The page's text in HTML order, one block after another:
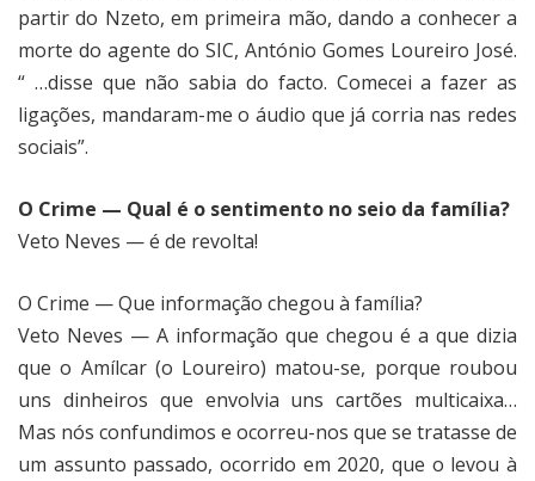
partir do Nzeto, em primeira mão, dando a conhecer a
morte do agente do SIC, António Gomes Loureiro José.
“ …disse que não sabia do facto. Comecei a fazer as
ligações, mandaram-me o áudio que já corria nas redes
sociais”.
O Crime — Qual é o sentimento no seio da família?
Veto Neves — é de revolta!
O Crime — Que informação chegou à família?
Veto Neves — A informação que chegou é a que dizia
que o Amílcar (o Loureiro) matou-se, porque roubou
uns dinheiros que envolvia uns cartões multicaixa…
Mas nós confundimos e ocorreu-nos que se tratasse de
um assunto passado, ocorrido em 2020, que o levou à